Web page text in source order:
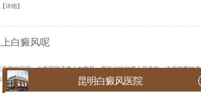
详细 】
白癜风呢
庭的宝贝，当发现孩子患上白癜风，家长们往往痛心又焦急，迫切想要知道
详细】 昆明白癜风医院